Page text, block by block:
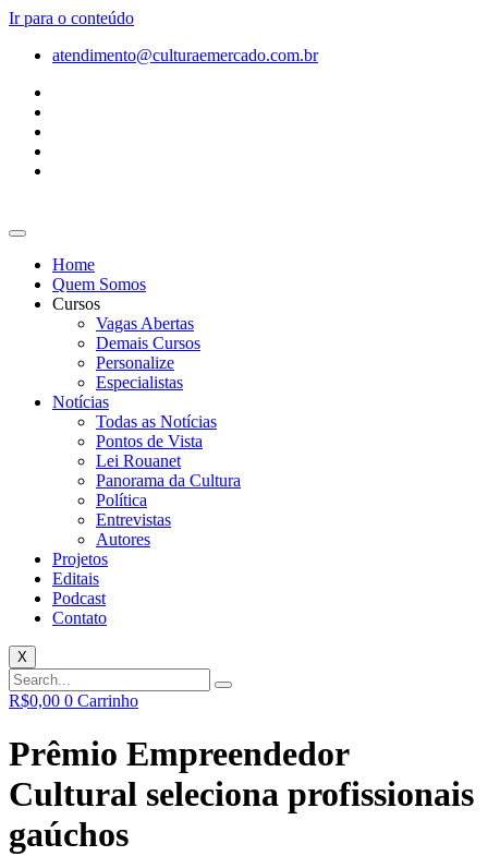
Ir para o conteúdo
atendimento@culturaemercado.com.br
Home
Quem Somos
Cursos
Vagas Abertas
Demais Cursos
Personalize
Especialistas
Notícias
Todas as Notícias
Pontos de Vista
Lei Rouanet
Panorama da Cultura
Política
Entrevistas
Autores
Projetos
Editais
Podcast
Contato
X
R$0,00 0 Carrinho
Prêmio Empreendedor
Cultural seleciona profissionais
gaúchos